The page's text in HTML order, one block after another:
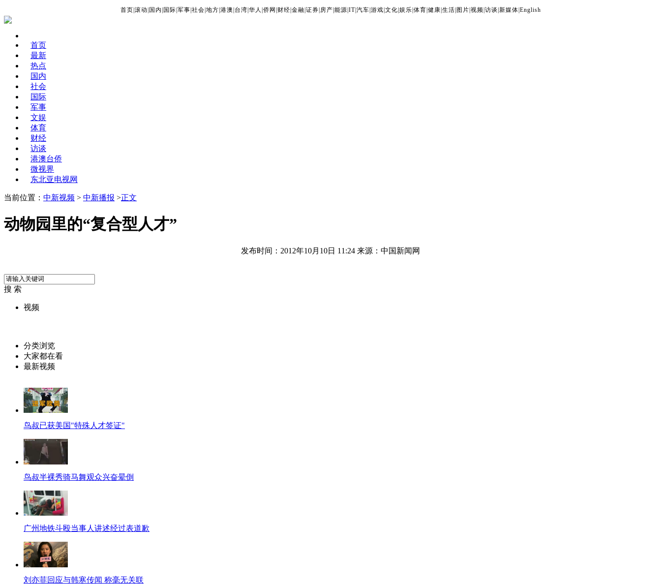
首页 滚动 国内 国际 军事 社会 地方 港澳 台湾 华人 侨网 财经 金融 证券 房产 能源 IT| 汽车 游戏 文化 娱乐 体育 健康 生活 图片 视频 访谈 新媒体 English
首页
最新
热点
国内
社会
国际
军事
文娱
体育
财经
访谈
港澳台侨
微视界
东北亚电视网
当前位置： 中新视频 > 中新播报 >正文
动物园里的“复合型人才”
发布时间：2012年10月10日 11:24 来源：中国新闻网
搜 索
视频
分类浏览
大家都在看
最新视频
鸟叔已获美国"特殊人才签证"
鸟叔半裸秀骑马舞观众兴奋晕倒
广州地铁斗殴当事人讲述经过表道歉
刘亦菲回应与韩寒传闻 称毫无关联